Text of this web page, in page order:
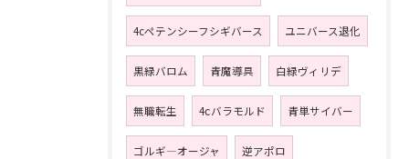
4cペテンシーフシギバース ユニバース退化
黒緑バロム 青魔導具 白緑ヴィリデ
無職転生 4ⅽバラモルド 青単サイバー
ゴルギ―オージャ 逆アポロ